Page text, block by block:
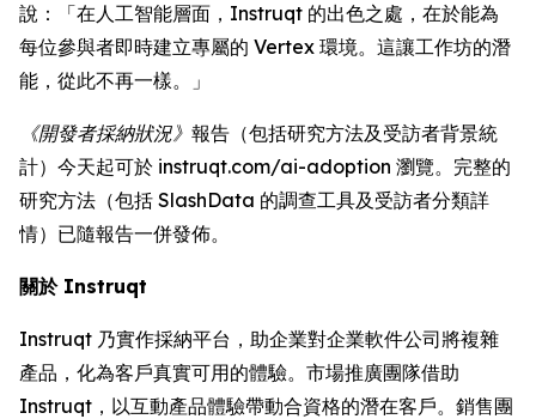
說：「在人工智能層面，Instruqt 的出色之處，在於能為
每位參與者即時建立專屬的 Vertex 環境。這讓工作坊的潛
能，從此不再一樣。」
《開發者採納狀況》 報告（包括研究方法及受訪者背景統
計）今天起可於 instruqt.com/ai-adoption 瀏覽。完整的
研究方法（包括 SlashData 的調查工具及受訪者分類詳
情）已隨報告一併發佈。
關於 Instruqt
Instruqt 乃實作採納平台，助企業對企業軟件公司將複雜
產品，化為客戶真實可用的體驗。市場推廣團隊借助
Instruqt，以互動產品體驗帶動合資格的潛在客戶。銷售團